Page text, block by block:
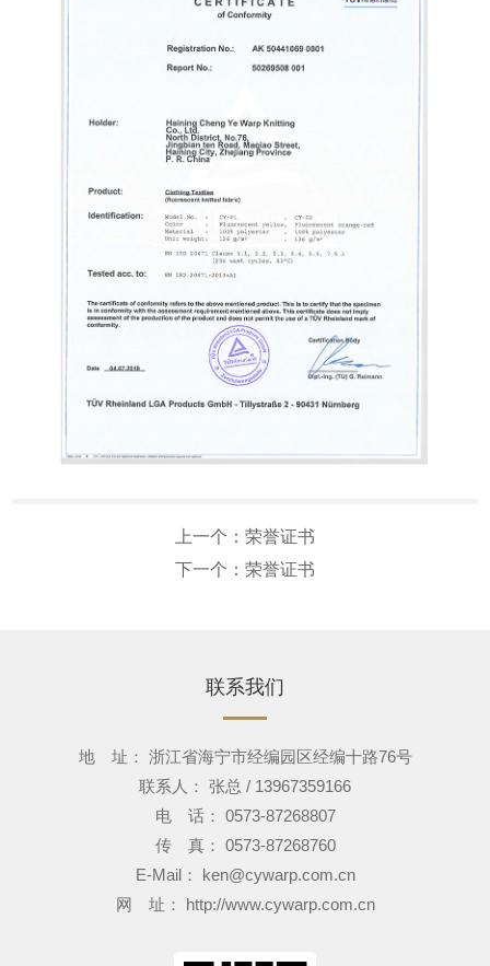
上一个： 荣誉证书
下一个： 荣誉证书
联系我们
地 址： 浙江省海宁市经编园区经编十路76号
联系人： 张总 / 13967359166
电 话： 0573-87268807
传 真： 0573-87268760
E-Mail： ken@cywarp.com.cn
网 址： http://www.cywarp.com.cn